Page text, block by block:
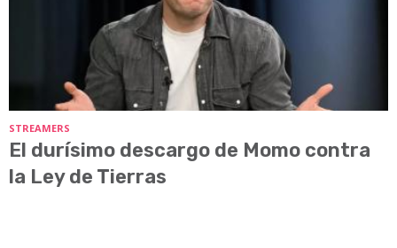
STREAMERS
El durísimo descargo de Momo contra
la Ley de Tierras